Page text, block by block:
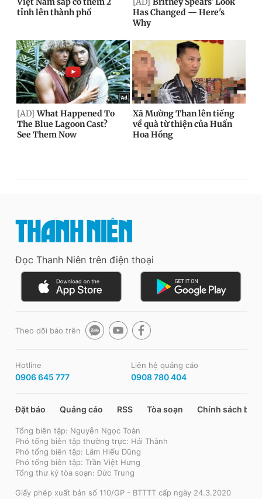
Đọc Thanh Niên trên điện thoại
Theo dõi báo trên
Hotline
0906 645 777
Liên hệ quảng cáo
0908 780 404
Đặt báo Quảng cáo RSS Tòa soạn Chính sách bảo
Tổng biên tập: Nguyễn Ngọc Toàn
Phó tổng biên tập thường trực: Hải Thành
Phó tổng biên tập: Lâm Hiếu Dũng
Phó tổng biên tập: Trần Việt Hưng
Tổng thư ký tòa soạn: Đức Trung
Giấy phép xuất bản số 110/GP - BTTTT cấp ngày 24.3.2020